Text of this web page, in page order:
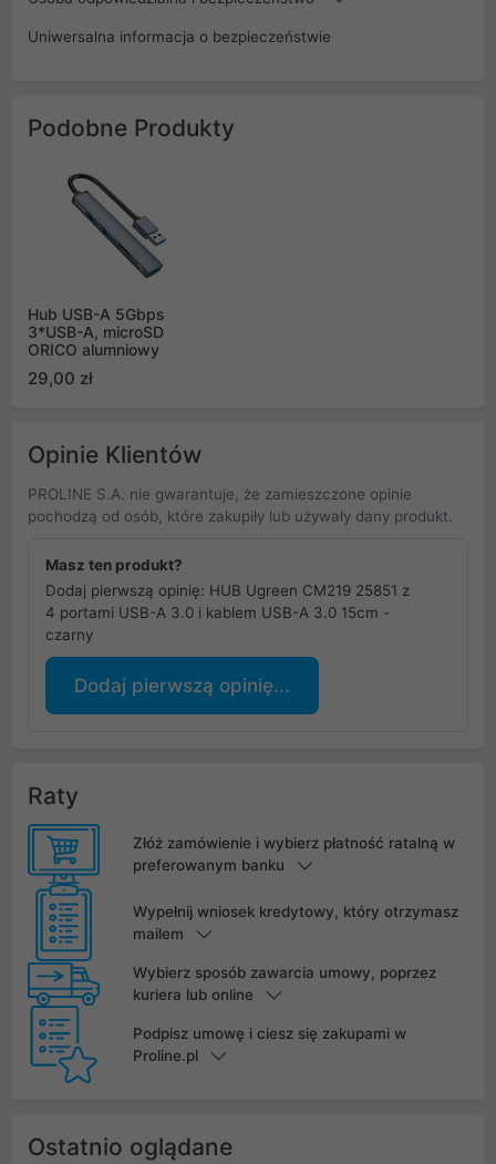
Uniwersalna informacja o bezpieczeństwie
Podobne Produkty
Hub USB-A 5Gbps
3*USB-A, microSD
ORICO alumniowy
29,00 zł
Opinie Klientów
PROLINE S.A. nie gwarantuje, że zamieszczone opinie
pochodzą od osób, które zakupiły lub używały dany produkt.
Masz ten produkt?
Dodaj pierwszą opinię: HUB Ugreen CM219 25851 z
4 portami USB-A 3.0 i kablem USB-A 3.0 15cm -
czarny
Dodaj pierwszą opinię...
Raty
Złóż zamówienie i wybierz płatność ratalną w
preferowanym banku
Wypełnij wniosek kredytowy, który otrzymasz
mailem
Wybierz sposób zawarcia umowy, poprzez
kuriera lub online
Podpisz umowę i ciesz się zakupami w
Proline.pl
Ostatnio oglądane